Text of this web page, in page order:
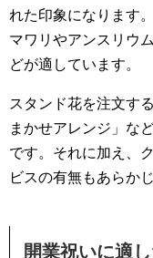
れた印象になります
マワリやアンスリウ
どが適しています。
スタンド花を注文す
まかせアレンジ」な
です。それに加え、
ビスの有無もあらか
開業祝いに適